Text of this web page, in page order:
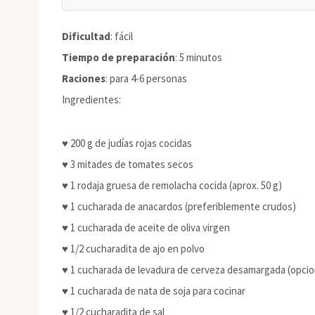
Dificultad: fácil
Tiempo de preparación: 5 minutos
Raciones: para 4-6 personas
Ingredientes:
♥ 200 g de judías rojas cocidas
♥ 3 mitades de tomates secos
♥ 1 rodaja gruesa de remolacha cocida (aprox. 50 g)
♥ 1 cucharada de anacardos (preferiblemente crudos)
♥ 1 cucharada de aceite de oliva virgen
♥ 1/2 cucharadita de ajo en polvo
♥ 1 cucharada de levadura de cerveza desamargada
♥ 1 cucharada de nata de soja para cocinar
♥ 1/2 cucharadita de sal